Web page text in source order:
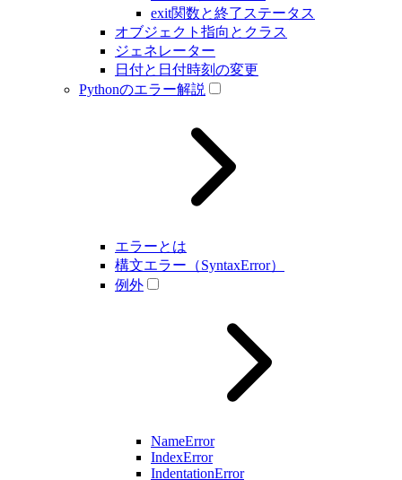
exit関数と終了ステータス
オブジェクト指向とクラス
ジェネレーター
日付と日付時刻の変更
Pythonのエラー解説
エラーとは
構文エラー（SyntaxError）
例外
NameError
IndexError
IndentationError